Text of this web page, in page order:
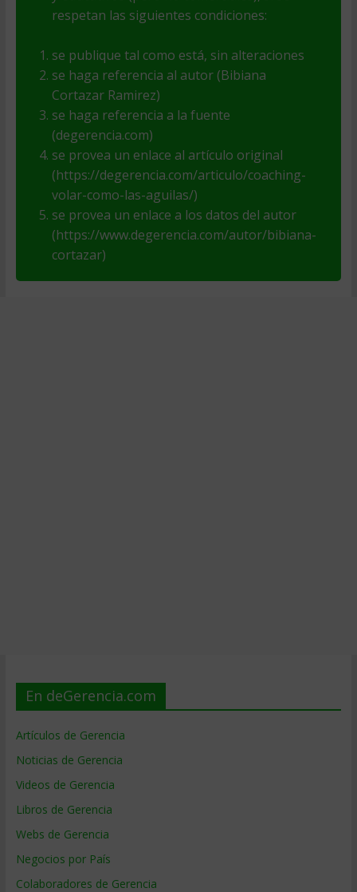
respetan las siguientes condiciones:
se publique tal como está, sin alteraciones
se haga referencia al autor (Bibiana
Cortazar Ramirez)
se haga referencia a la fuente
(degerencia.com)
se provea un enlace al artículo original
(https://degerencia.com/articulo/coaching-
volar-como-las-aguilas/)
se provea un enlace a los datos del autor
(https://www.degerencia.com/autor/bibiana-
cortazar)
En deGerencia.com
Artículos de Gerencia
Noticias de Gerencia
Videos de Gerencia
Libros de Gerencia
Webs de Gerencia
Negocios por País
Colaboradores de Gerencia